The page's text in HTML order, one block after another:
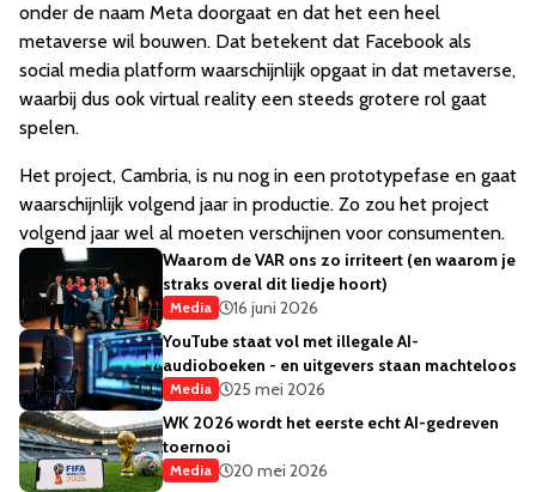
onder de naam Meta doorgaat en dat het een heel
metaverse wil bouwen. Dat betekent dat Facebook als
social media platform waarschijnlijk opgaat in dat metaverse,
waarbij dus ook virtual reality een steeds grotere rol gaat
spelen.
Het project, Cambria, is nu nog in een prototypefase en gaat
waarschijnlijk volgend jaar in productie. Zo zou het project
volgend jaar wel al moeten verschijnen voor consumenten.
Waarom de VAR ons zo irriteert (en waarom je
straks overal dit liedje hoort)
Media
16 juni 2026
YouTube staat vol met illegale AI-
audioboeken - en uitgevers staan machteloos
Media
25 mei 2026
WK 2026 wordt het eerste echt AI-gedreven
toernooi
Media
20 mei 2026